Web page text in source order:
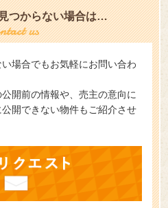
つからない場合は…
場合でもお気軽にお問い合わ
開前の情報や、売主の意向に
開できない物件もご紹介させ